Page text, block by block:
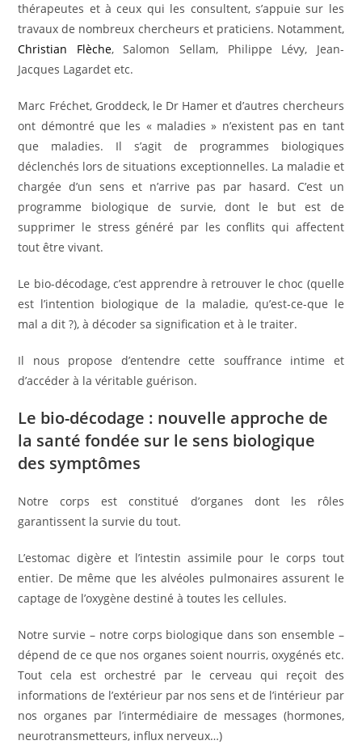
thérapeutes et à ceux qui les consultent, s’appuie sur les
travaux de nombreux chercheurs et praticiens. Notamment,
Christian Flèche, Salomon Sellam, Philippe Lévy, Jean-
Jacques Lagardet etc.
Marc Fréchet, Groddeck, le Dr Hamer et d’autres chercheurs
ont démontré que les « maladies » n’existent pas en tant
que maladies. Il s’agit de programmes biologiques
déclenchés lors de situations exceptionnelles. La maladie et
chargée d’un sens et n’arrive pas par hasard. C’est un
programme biologique de survie, dont le but est de
supprimer le stress généré par les conflits qui affectent
tout être vivant.
Le bio-décodage, c’est apprendre à retrouver le choc (quelle
est l’intention biologique de la maladie, qu’est-ce-que le
mal a dit ?), à décoder sa signification et à le traiter.
Il nous propose d’entendre cette souffrance intime et
d’accéder à la véritable guérison.
Le bio-décodage : nouvelle approche de
la santé fondée sur le sens biologique
des symptômes
Notre corps est constitué d’organes dont les rôles
garantissent la survie du tout.
L’estomac digère et l’intestin assimile pour le corps tout
entier. De même que les alvéoles pulmonaires assurent le
captage de l’oxygène destiné à toutes les cellules.
Notre survie – notre corps biologique dans son ensemble –
dépend de ce que nos organes soient nourris, oxygénés etc.
Tout cela est orchestré par le cerveau qui reçoit des
informations de l’extérieur par nos sens et de l’intérieur par
nos organes par l’intermédiaire de messages (hormones,
neurotransmetteurs, influx nerveux…)